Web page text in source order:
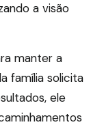
a visão
manter a
família solicita
ele